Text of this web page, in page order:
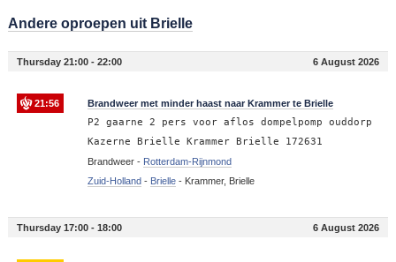
Andere oproepen uit Brielle
Thursday 21:00 - 22:00 6 August 2026
21:56 Brandweer met minder haast naar Krammer te Brielle
P2 gaarne 2 pers voor aflos dompelpomp ouddorp
Kazerne Brielle Krammer Brielle 172631
Brandweer - Rotterdam-Rijnmond
Zuid-Holland- Brielle- Krammer, Brielle
Thursday 17:00 - 18:00 6 August 2026